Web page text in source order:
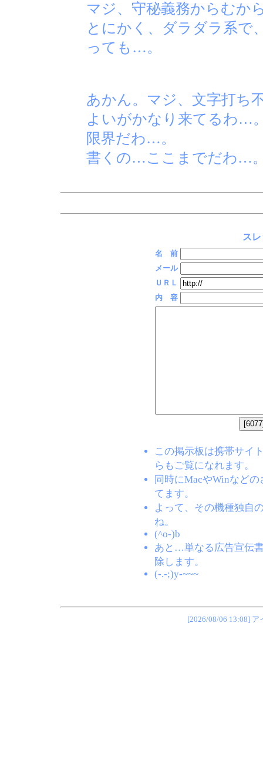
マジ、守秘義務からむか
とにかく、ダラダラ系で
っても…。
あかん。マジ、文字打ち
よいがかなり来てるわ…
限界だわ…。
書くの…ここまでだわ…
ス
名 前
メール
ＵＲＬ
内 容
この掲示板は携帯サイ
らもご覧になれます。
同時にMacやWinなど
てます。
よって、その機種独自
ね。
(^o-)b
あと…単なる広告宣伝
除します。
(-.-;)y-~~~
[2026/08/06 13:08]